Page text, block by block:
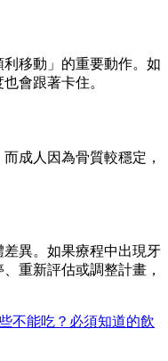
移動」的重要動作。如
會跟著卡住。
成人因為骨質較穩定，
異。如果療程中出現牙
重新評估或調整計畫，
不能吃？必須知道的飲